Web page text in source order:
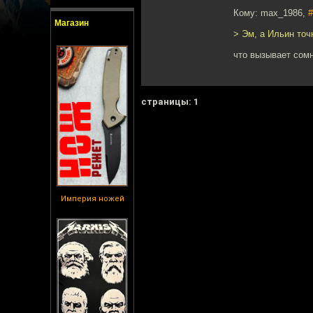
Магазин
Империя ножей
Кому: max_1986,
> Эм, а Ильин
что вызывает
cтраницы: 1